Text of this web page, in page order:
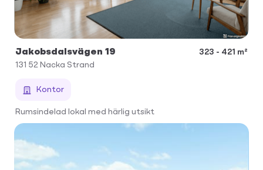
Jakobsdalsvägen 19
323 - 421 m²
131 52 Nacka Strand
Kontor
Rumsindelad lokal med härlig utsikt